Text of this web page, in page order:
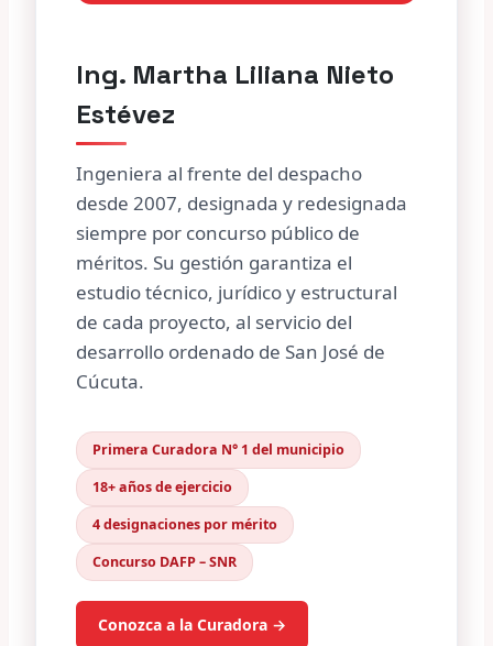
Ing. Martha Liliana Nieto
Estévez
Ingeniera al frente del despacho
desde 2007, designada y redesignada
siempre por concurso público de
méritos. Su gestión garantiza el
estudio técnico, jurídico y estructural
de cada proyecto, al servicio del
desarrollo ordenado de San José de
Cúcuta.
Primera Curadora N° 1 del municipio
18+ años de ejercicio
4 designaciones por mérito
Concurso DAFP – SNR
Conozca a la Curadora →